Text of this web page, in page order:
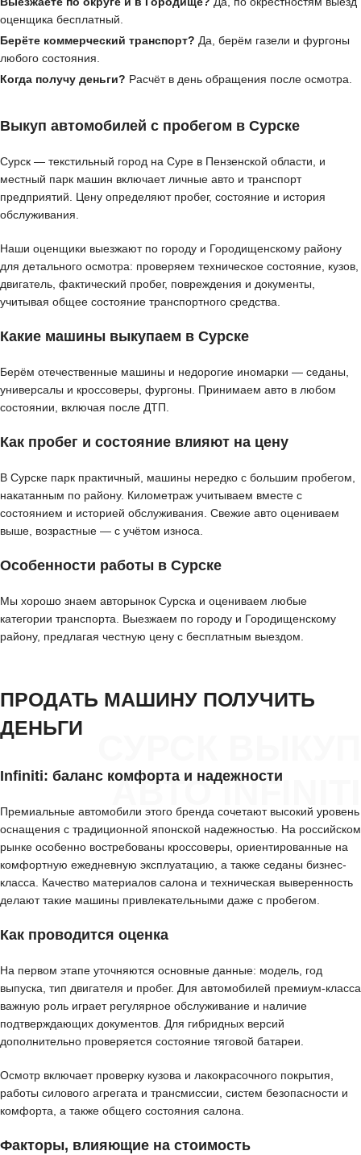
оценщика бесплатный.
Берёте коммерческий транспорт? Да, берём газели и фургоны
любого состояния.
Когда получу деньги? Расчёт в день обращения после осмотра.
Выкуп автомобилей с пробегом в Сурске
Сурск — текстильный город на Суре в Пензенской области, и
местный парк машин включает личные авто и транспорт
предприятий. Цену определяют пробег, состояние и история
обслуживания.
Наши оценщики выезжают по городу и Городищенскому району
для детального осмотра: проверяем техническое состояние, кузов,
двигатель, фактический пробег, повреждения и документы,
учитывая общее состояние транспортного средства.
Какие машины выкупаем в Сурске
Берём отечественные машины и недорогие иномарки — седаны,
универсалы и кроссоверы, фургоны. Принимаем авто в любом
состоянии, включая после ДТП.
Как пробег и состояние влияют на цену
В Сурске парк практичный, машины нередко с большим пробегом,
накатанным по району. Километраж учитываем вместе с
состоянием и историей обслуживания. Свежие авто оцениваем
выше, возрастные — с учётом износа.
Особенности работы в Сурске
Мы хорошо знаем авторынок Сурска и оцениваем любые
категории транспорта. Выезжаем по городу и Городищенскому
району, предлагая честную цену с бесплатным выездом.
АВТО INFINITI
ПРОДАТЬ МАШИНУ ПОЛУЧИТЬ
ДЕНЬГИ
Infiniti: баланс комфорта и надежности
Премиальные автомобили этого бренда сочетают высокий уровень
оснащения с традиционной японской надежностью. На российском
рынке особенно востребованы кроссоверы, ориентированные на
комфортную ежедневную эксплуатацию, а также седаны бизнес-
класса. Качество материалов салона и техническая выверенность
делают такие машины привлекательными даже с пробегом.
Как проводится оценка
На первом этапе уточняются основные данные: модель, год
выпуска, тип двигателя и пробег. Для автомобилей премиум-класса
важную роль играет регулярное обслуживание и наличие
подтверждающих документов. Для гибридных версий
дополнительно проверяется состояние тяговой батареи.
Осмотр включает проверку кузова и лакокрасочного покрытия,
работы силового агрегата и трансмиссии, систем безопасности и
комфорта, а также общего состояния салона.
Факторы, влияющие на стоимость